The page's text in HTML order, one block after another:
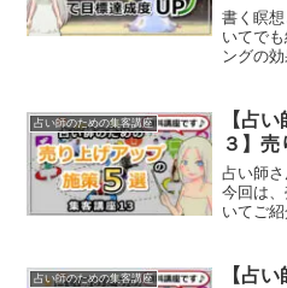
書く瞑
いてで
ングの
占い師のための集客講座
【占
３】
占い師
今回は
いてご
占い師のための集客講座
【占